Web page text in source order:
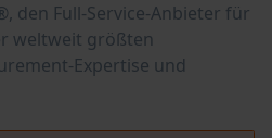
den Full-Service-Anbieter für
weltweit größten
Expertise und